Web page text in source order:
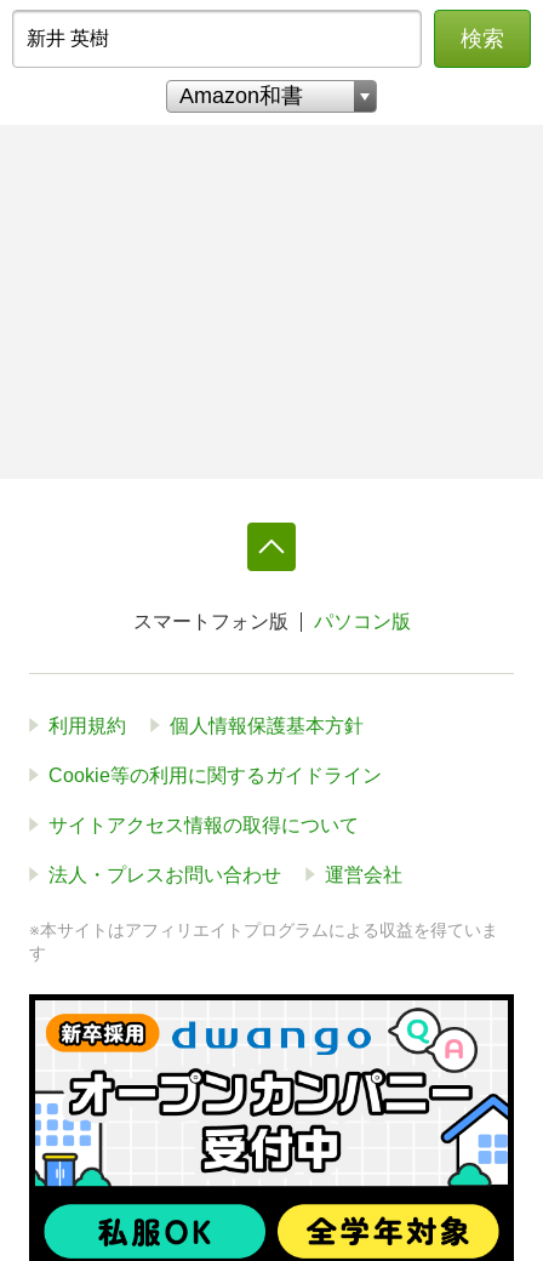
検索
スマートフォン版 パソコン版
利用規約 個人情報保護基本方針
Cookie等の利用に関するガイドライン
サイトアクセス情報の取得について
法人・プレスお問い合わせ 運営会社
※本サイトはアフィリエイトプログラムによる収益を得ていま
す